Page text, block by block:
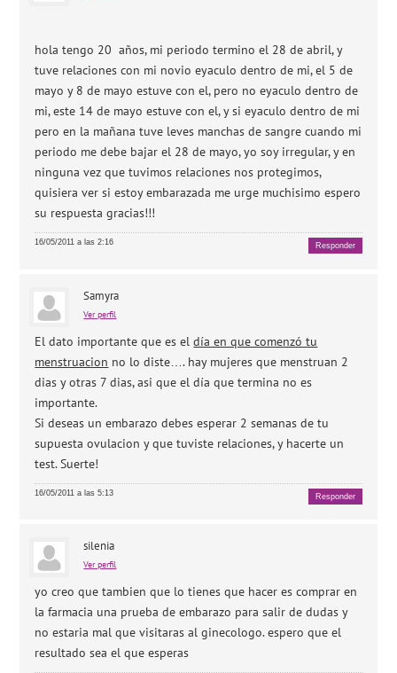
hola tengo 20 años, mi periodo termino el 28 de abril, y
tuve relaciones con mi novio eyaculo dentro de mi, el 5 de
mayo y 8 de mayo estuve con el, pero no eyaculo dentro de
mi, este 14 de mayo estuve con el, y si eyaculo dentro de mi
pero en la mañana tuve leves manchas de sangre cuando mi
periodo me debe bajar el 28 de mayo, yo soy irregular, y en
ninguna vez que tuvimos relaciones nos protegimos,
quisiera ver si estoy embarazada me urge muchisimo espero
su respuesta gracias!!!
16/05/2011 a las 2:16 Responder
Samyra
Ver perfil
El dato importante que es eldía en que comenzó tu
menstruacion no lo diste…. hay mujeres que menstruan 2
dias y otras 7 dias, asi que el día que termina no es
importante.
Si deseas un embarazo debes esperar 2 semanas de tu
supuesta ovulacion y que tuviste relaciones, y hacerte un
test. Suerte!
16/05/2011 a las 5:13 Responder
silenia
Ver perfil
yo creo que tambien que lo tienes que hacer es comprar en
la farmacia una prueba de embarazo para salir de dudas y
no estaria mal que visitaras al ginecologo. espero que el
resultado sea el que esperas